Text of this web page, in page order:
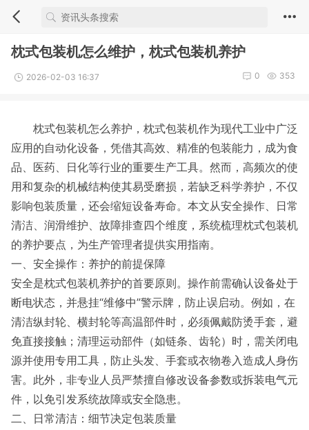
枕式包装机怎么维护，枕式包装机养护
2026-02-03 16:37 353
0
枕式包装机怎么养护，枕式包装机作为现代工业中广泛
应用的自动化设备，凭借其高效、精准的包装能力，成为食
品、医药、日化等行业的重要生产工具。然而，高频次的使
用和复杂的机械结构使其易受磨损，若缺乏科学养护，不仅
影响包装质量，还会缩短设备寿命。本文从安全操作、日常
清洁、润滑维护、故障排查四个维度，系统梳理枕式包装机
的养护要点，为生产管理者提供实用指南。
一、安全操作：养护的前提保障
安全是枕式包装机养护的首要原则。操作前需确认设备处于
断电状态，并悬挂“维修中”警示牌，防止误启动。例如，在
清洁纵封轮、横封轮等高温部件时，必须佩戴防烫手套，避
免直接接触；清理运动部件（如链条、齿轮）时，需关闭电
源并使用专用工具，防止头发、手套或衣物卷入造成人身伤
害。此外，非专业人员严禁擅自修改设备参数或拆装电气元
件，以免引发系统故障或安全隐患。
二、日常清洁：细节决定包装质量